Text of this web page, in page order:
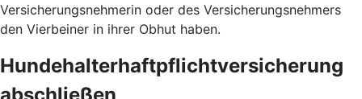
Versicherungsnehmerin oder des Versicherungsnehmers
den Vierbeiner in ihrer Obhut haben.
Hundehalterhaftpflichtversicherung
abschließen